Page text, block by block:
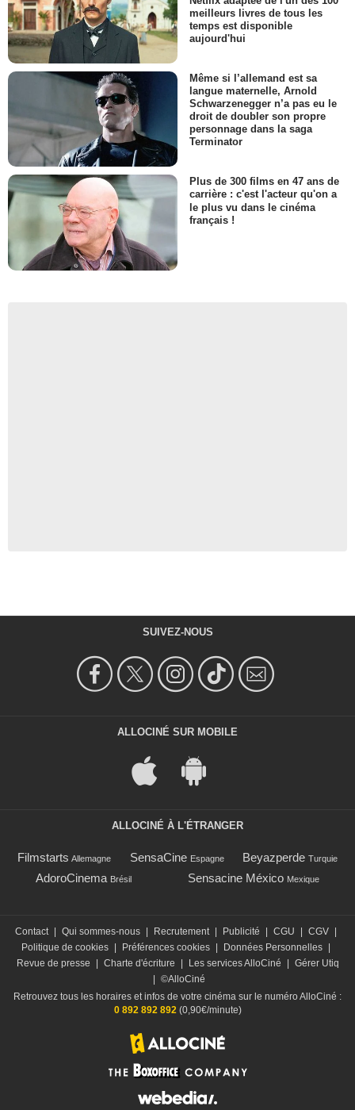
meilleurs livres de tous les
temps est disponible
aujourd'hui
Même si l’allemand est sa
langue maternelle, Arnold
Schwarzenegger n’a pas eu le
droit de doubler son propre
personnage dans la saga
Terminator
Plus de 300 films en 47 ans de
carrière : c'est l'acteur qu'on a
le plus vu dans le cinéma
français !
SUIVEZ-NOUS
ALLOCINÉ SUR MOBILE
ALLOCINÉ À L'ÉTRANGER
Filmstarts Allemagne SensaCine Espagne Beyazperde Turquie
AdoroCinema Brésil Sensacine México Mexique
Contact | Qui sommes-nous | Recrutement | Publicité | CGU | CGV |
Politique de cookies | Préférences cookies | Données Personnelles |
Revue de presse
| Charte d'écriture | Les services AlloCiné | Gérer Utiq
| ©AlloCiné
Retrouvez tous les horaires et infos de votre cinéma sur le numéro AlloCiné :
0 892 892 892 (0,90€/minute)